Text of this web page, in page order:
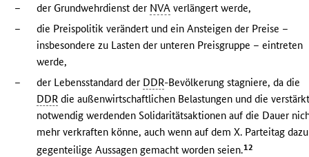
–
der Grundwehrdienst der NVA verlängert werde,
–
die Preispolitik verändert und ein Ansteigen der Preise –
insbesondere zu Lasten der unteren Preisgruppe – eintreten
werde,
–
der Lebensstandard der DDR-Bevölkerung stagniere, da die
DDR die außenwirtschaftlichen Belastungen und die
notwendig werdenden Solidaritätsaktionen auf die Dauer
mehr verkraften könne, auch wenn auf dem X. Parteitag dazu
gegenteilige Aussagen gemacht worden seien.12